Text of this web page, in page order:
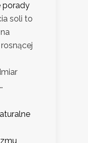
porady
soli to